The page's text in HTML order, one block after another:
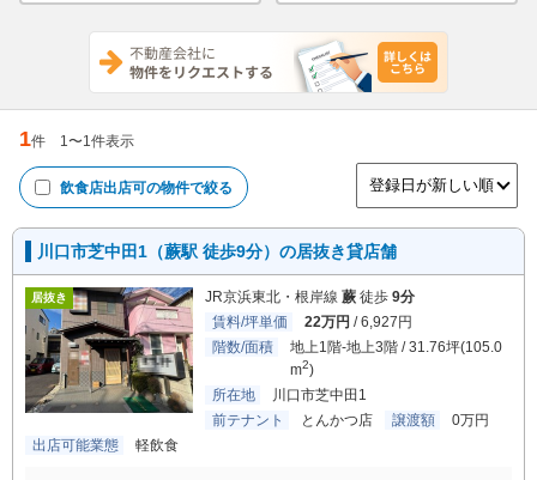
1件 1〜1件表示
飲食店出店可の物件で絞る
川口市芝中田1（蕨駅 徒歩9分）の居抜き貸店舗
居抜き JR京浜東北・根岸線 蕨 徒歩 9分
賃料/坪単価
22万円 / 6,927円
階数/面積
地上1階-地上3階 / 31.76坪(105.0
m2)
所在地
川口市芝中田1
前テナント
とんかつ店 譲渡額
0万円
出店可能業態
軽飲食